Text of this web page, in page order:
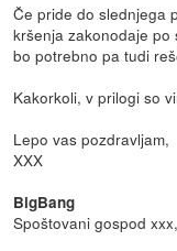
Če pride do slednjega
kršenja zakonodaje po
bo potrebno pa tudi
Kakorkoli, v prilogi so
Lepo vas pozdravljam,
XXX
BigBang
Spoštovani gospod xxx,